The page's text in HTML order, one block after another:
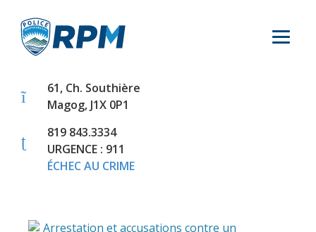
61, Ch. Southière
Magog, J1X 0P1
819 843.3334
URGENCE : 911
ÉCHEC AU CRIME